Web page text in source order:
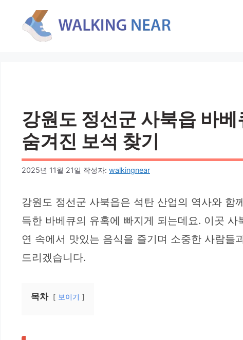
강원도 정선군 사북읍 바
숨겨진 보석 찾기
2025년 11월 21일 작성자: walkingnear
강원도 정선군 사북읍은 석탄 산업의 역사와 함
득한 바베큐의 유혹에 빠지게 되는데요. 이곳
연 속에서 맛있는 음식을 즐기며 소중한 사람들
드리겠습니다.
목차 보이기